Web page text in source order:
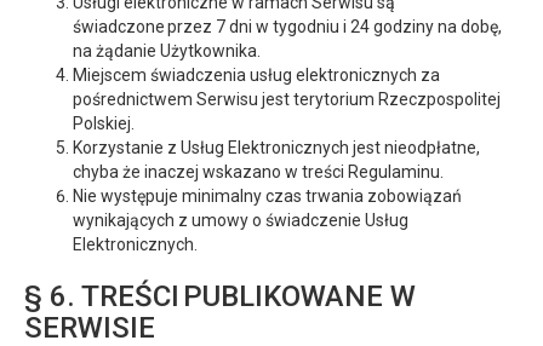
świadczone przez 7 dni w tygodniu i 24 godziny na dobę,
na żądanie Użytkownika.
Miejscem świadczenia usług elektronicznych za
pośrednictwem Serwisu jest terytorium Rzeczpospolitej
Polskiej.
Korzystanie z Usług Elektronicznych jest nieodpłatne,
chyba że inaczej wskazano w treści Regulaminu.
Nie występuje minimalny czas trwania zobowiązań
wynikających z umowy o świadczenie Usług
Elektronicznych.
§ 6. TREŚCI PUBLIKOWANE W
SERWISIE